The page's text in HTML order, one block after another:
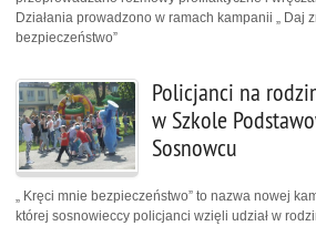
Działania prowadzono w ramach kampanii „ Daj
bezpieczeństwo”
Policjanci na
w Szkole
Sosnowcu
„ Kręci mnie bezpieczeństwo” to nazwa nowej
której sosnowieccy policjanci wzięli udział w